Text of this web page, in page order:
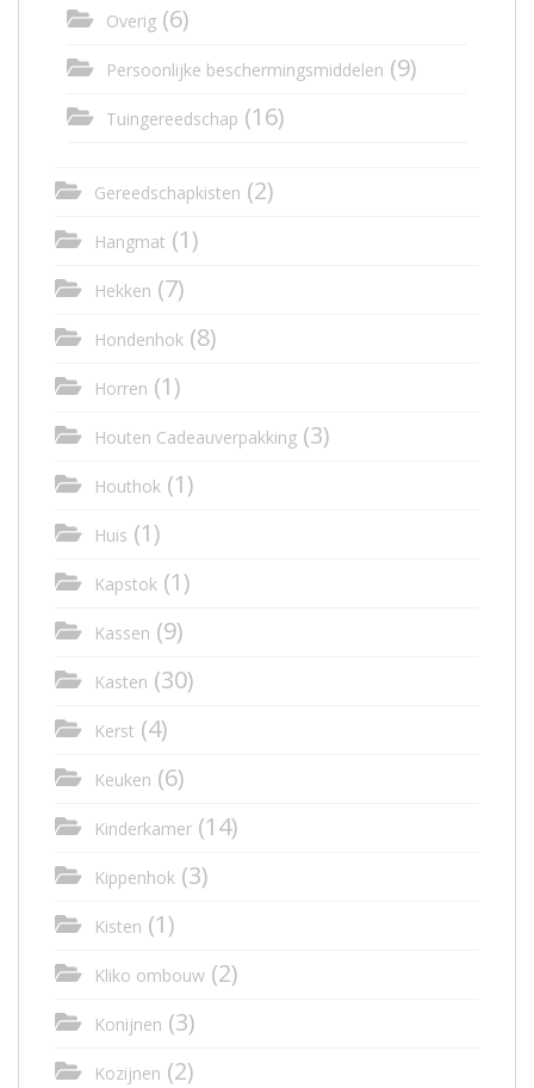
Overig (6)
Persoonlijke beschermingsmiddelen (9)
Tuingereedschap (16)
Gereedschapkisten (2)
Hangmat (1)
Hekken (7)
Hondenhok (8)
Horren (1)
Houten Cadeauverpakking (3)
Houthok (1)
Huis (1)
Kapstok (1)
Kassen (9)
Kasten (30)
Kerst (4)
Keuken (6)
Kinderkamer (14)
Kippenhok (3)
Kisten (1)
Kliko ombouw (2)
Konijnen (3)
Kozijnen (2)